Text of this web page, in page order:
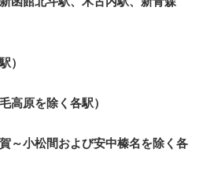
）
高原を除く各駅）
～小松間および安中榛名を除く各